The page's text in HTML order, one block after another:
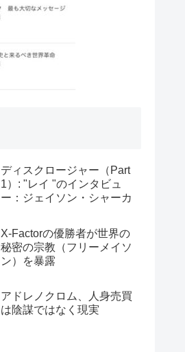
ディスクロージャー（Part
1）: "レイ "のインタビュ
ー：ジェイソン・シャーカ
X-Factorの優勝者が世界の
秘密の宗教（フリーメイソ
ン）を暴露
アドレノクロム、人身売買
は陰謀ではなく現実